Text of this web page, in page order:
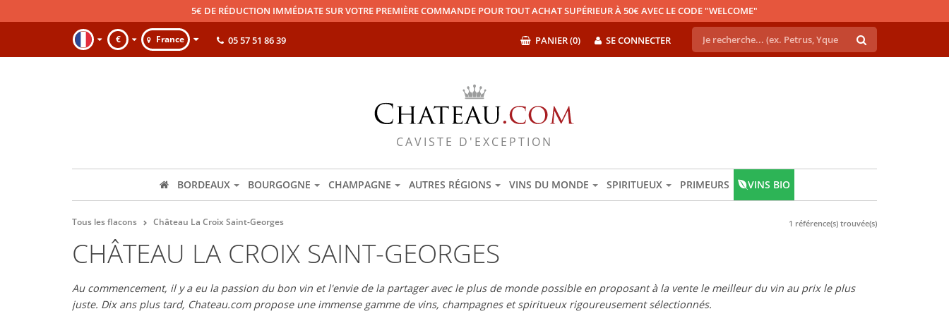
5€ DE RÉDUCTION IMMÉDIATE SUR VOTRE PREMIÈRE COMMANDE POUR TOUT ACHAT SUPÉRIEUR À 50€ AVEC LE CODE "WELCOME"
€ France SE CONNECTER
PANIER (0)
05 57 51 86 39
CAVISTE D'EXCEPTION
BORDEAUX BOURGOGNE CHAMPAGNE AUTRES RÉGIONS VINS DU MONDE SPIRITUEUX PRIMEURS VINS BIO
Tous les flacons Château La Croix Saint-Georges 1 référence(s) trouvée(s)
CHÂTEAU LA CROIX SAINT-GEORGES
Au commencement, il y a eu la passion du bon vin et l'envie de la partager avec le plus de monde possible en proposant à la vente le meilleur du vin au prix le plus
juste. Dix ans plus tard, Chateau.com propose une immense gamme de vins, champagnes et spiritueux rigoureusement sélectionnés.